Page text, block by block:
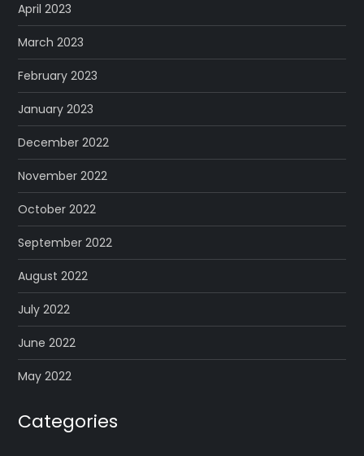
April 2023
March 2023
February 2023
January 2023
December 2022
November 2022
October 2022
September 2022
August 2022
July 2022
June 2022
May 2022
Categories